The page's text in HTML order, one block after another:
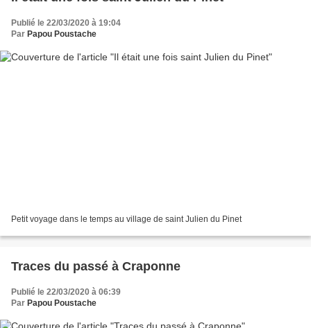
Publié le 22/03/2020 à 19:04
Par Papou Poustache
Petit voyage dans le temps au village de saint Julien du Pinet
Traces du passé à Craponne
Publié le 22/03/2020 à 06:39
Par Papou Poustache